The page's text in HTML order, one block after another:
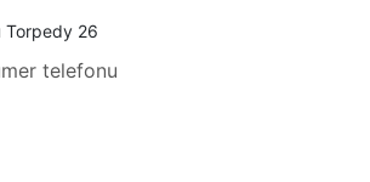
Torpedy 26
telefonu